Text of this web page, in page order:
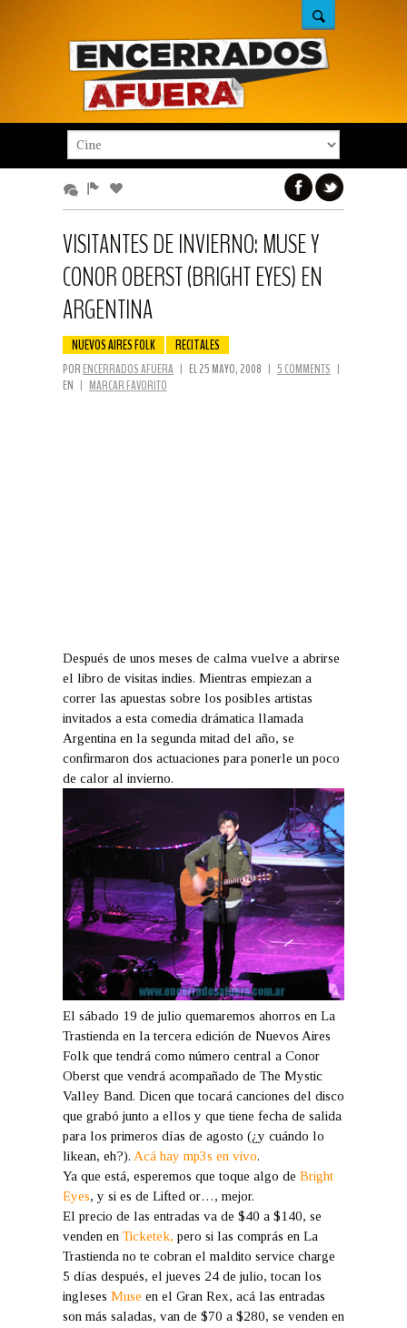
VISITANTES DE INVIERNO: MUSE Y
CONOR OBERST (BRIGHT EYES) EN
ARGENTINA
NUEVOS AIRES FOLK RECITALES
POR ENCERRADOS AFUERA | EL 25 MAYO, 2008 | 5 COMMENTS |
EN | MARCAR FAVORITO
Después de unos meses de calma vuelve a abrirse
el libro de visitas indies. Mientras empiezan a
correr las apuestas sobre los posibles artistas
invitados a esta comedia drámatica llamada
Argentina en la segunda mitad del año, se
confirmaron dos actuaciones para ponerle un poco
de calor al invierno.
El sábado 19 de julio quemaremos ahorros en La
Trastienda en la tercera edición de Nuevos Aires
Folk que tendrá como número central a Conor
Oberst que vendrá acompañado de The Mystic
Valley Band. Dicen que tocará canciones del disco
que grabó junto a ellos y que tiene fecha de salida
para los primeros días de agosto (¿y cuándo lo
likean, eh?). Acá hay mp3s en vivo.
Ya que está, esperemos que toque algo de Bright
Eyes, y si es de Lifted or…, mejor.
El precio de las entradas va de $40 a $140, se
venden en Ticketek, pero si las comprás en La
Trastienda no te cobran el maldito service charge
5 días después, el jueves 24 de julio, tocan los
ingleses Muse en el Gran Rex, acá las entradas
son más saladas, van de $70 a $280, se venden en